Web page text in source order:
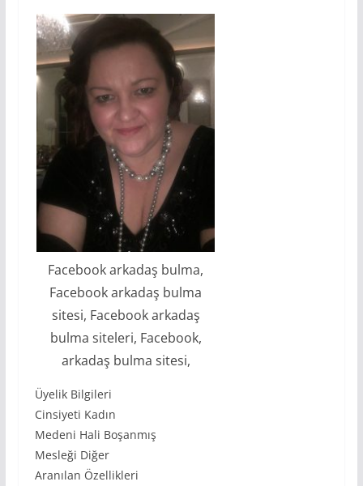
Facebook arkadaş bulma,
Facebook arkadaş bulma
sitesi, Facebook arkadaş
bulma siteleri, Facebook,
arkadaş bulma sitesi,
Üyelik Bilgileri
Cinsiyeti Kadın
Medeni Hali Boşanmış
Mesleği Diğer
Aranılan Özellikleri